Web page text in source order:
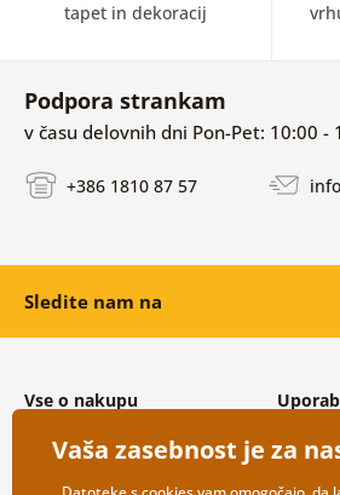
tapet in dekoracij
Podpora strankam
v času delovnih dni Pon-Pet: 10:00 -
+386 1810 87 57
Sledite nam na
Vse o nakupu
Splošni in reklamacijski pogoji
Varovanje osebnih podatkov
Možnosti dostave in plačila
Pogosto
Kontakti
Vaša zasebnost je za